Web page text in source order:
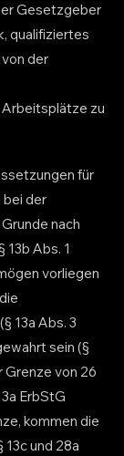
Gesetzgeber
qualifiziertes
der
zu
für
bei der
nach
Abs. 1
vorliegen
13a Abs. 3
sein (§
Grenze von 26
ErbStG
kommen die
und 28a